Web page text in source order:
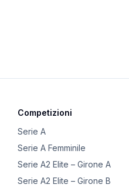
Competizioni
Serie A
Serie A Femminile
Serie A2 Elite – Girone A
Serie A2 Elite – Girone B